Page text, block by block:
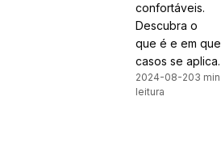
confortáveis.
Descubra o
que é e em que
casos se aplica.
2024-08-203 min
leitura